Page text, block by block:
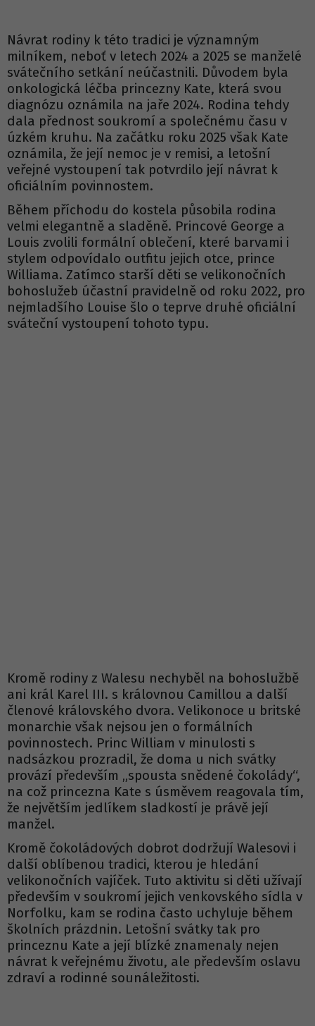
Návrat rodiny k této tradici je významným
milníkem, neboť v letech 2024 a 2025 se manželé
svátečního setkání neúčastnili. Důvodem byla
onkologická léčba princezny Kate, která svou
diagnózu oznámila na jaře 2024. Rodina tehdy
dala přednost soukromí a společnému času v
úzkém kruhu. Na začátku roku 2025 však Kate
oznámila, že její nemoc je v remisi, a letošní
veřejné vystoupení tak potvrdilo její návrat k
oficiálním povinnostem.
Během příchodu do kostela působila rodina
velmi elegantně a sladěně. Princové George a
Louis zvolili formální oblečení, které barvami i
stylem odpovídalo outfitu jejich otce, prince
Williama. Zatímco starší děti se velikonočních
bohoslužeb účastní pravidelně od roku 2022, pro
nejmladšího Louise šlo o teprve druhé oficiální
sváteční vystoupení tohoto typu.
Kromě rodiny z Walesu nechyběl na bohoslužbě
ani král Karel III. s královnou Camillou a další
členové královského dvora. Velikonoce u britské
monarchie však nejsou jen o formálních
povinnostech. Princ William v minulosti s
nadsázkou prozradil, že doma u nich svátky
provází především „spousta snědené čokolády“,
na což princezna Kate s úsměvem reagovala tím,
že největším jedlíkem sladkostí je právě její
manžel.
Kromě čokoládových dobrot dodržují Walesovi i
další oblíbenou tradici, kterou je hledání
velikonočních vajíček. Tuto aktivitu si děti užívají
především v soukromí jejich venkovského sídla v
Norfolku, kam se rodina často uchyluje během
školních prázdnin. Letošní svátky tak pro
princeznu Kate a její blízké znamenaly nejen
návrat k veřejnému životu, ale především oslavu
zdraví a rodinné sounáležitosti.